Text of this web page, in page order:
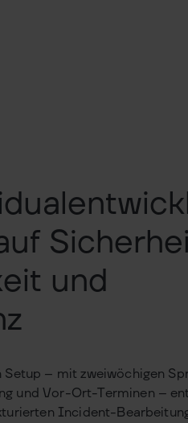
und
– mit zweiwöchigen
und Vor-Ort-Terminen –
Incident-